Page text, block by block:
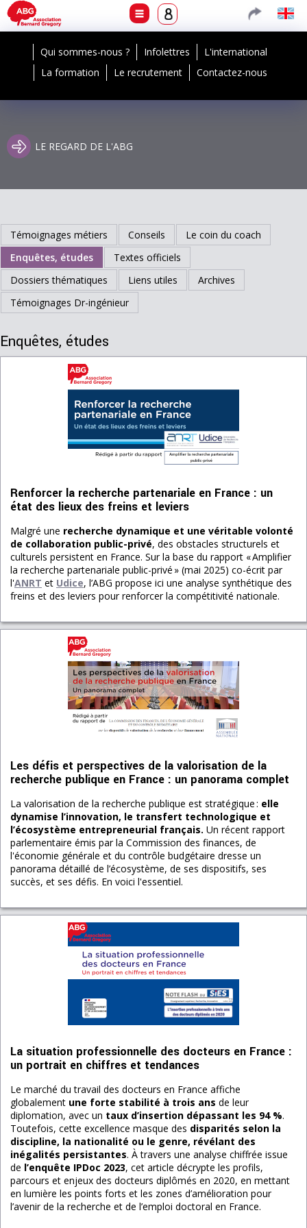
Qui sommes-nous ? Infolettres
L'international
La formation
Le recrutement Contactez-nous
LE REGARD DE L'ABG
Témoignages métiers Conseils
Le coin du coach
Enquêtes, études
Textes officiels
Dossiers thématiques
Liens utiles
Archives
Témoignages Dr-ingénieur
Enquêtes, études
Renforcer la recherche partenariale en France : un
état des lieux des freins et leviers
Malgré une recherche dynamique et une véritable volonté
de collaboration public-privé, des obstacles structurels et
culturels persistent en France. Sur la base du rapport « Amplifier
la recherche partenariale public-privé » (mai 2025) co-écrit par
l'ANRT et Udice, l’ABG propose ici une analyse synthétique des
freins et des leviers pour renforcer la compétitivité nationale.
Les défis et perspectives de la valorisation de la
recherche publique en France : un panorama complet
La valorisation de la recherche publique est stratégique : elle
dynamise l’innovation, le transfert technologique et
l’écosystème entrepreneurial français. Un récent rapport
parlementaire émis par la Commission des finances, de
l'économie générale et du contrôle budgétaire dresse un
panorama détaillé de l’écosystème, de ses dispositifs, ses
succès, et ses défis. En voici l'essentiel.
La situation professionnelle des docteurs en France :
un portrait en chiffres et tendances
Le marché du travail des docteurs en France affiche
globalement une forte stabilité à trois ans de leur
diplomation, avec un taux d’insertion dépassant les 94 %.
Toutefois, cette excellence masque des disparités selon la
discipline, la nationalité ou le genre, révélant des
inégalités persistantes. À travers une analyse chiffrée issue
de l’enquête IPDoc 2023, cet article décrypte les profils,
parcours et enjeux des docteurs diplômés en 2020, en mettant
en lumière les points forts et les zones d’amélioration pour
l’avenir de la recherche et de l’emploi doctoral en France.